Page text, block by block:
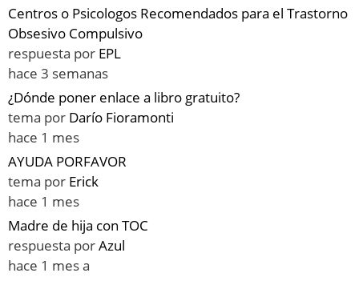
Centros o Psicologos Recomendados para el Trastorno
Obsesivo Compulsivo
respuesta por EPL
hace 3 semanas
¿Dónde poner enlace a libro gratuito?
tema por Darío Fioramonti
hace 1 mes
AYUDA PORFAVOR
tema por Erick
hace 1 mes
Madre de hija con TOC
respuesta porAzul
hace 1 mes a